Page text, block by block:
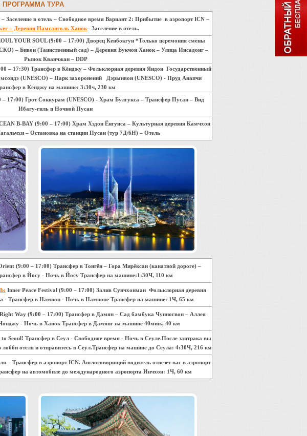
ПРОГРАММА ТУРА
Заселение в отель – Свободное время Вариант 2: Прибытие в аэропорт ICN –
– Деревня Намсанголь Ханок– Заселение в отель.
YOUR SOUL (9:00 – 17:00) Дворец Кенбокгун *Только церемония смены
– Бивон (Таинственный сад) – Деревня Букчон Ханок – Улица Инсадонг –
Рынок Кванчжан – DDP
– 17:30) Трансфер в Кёнджу – Фольклорная деревня Яндон Государственный
(UNESCO) – Парк захоронений Дэрынвон (UNESCO) - Пруд Анапчи
в Кёнджу на машине: 3:30ч, 230 км
– 17:00) Грот Соккурам (UNESCO) - Храм Булгукса – Трансфер Пусан – Вид
Ибагу-гиль и Ночной Пусан
B-BAY (9:00 – 17:00) Храм Хэдон Ёнгунса – Культурная деревня Камчхон
– Остановка на станции Пусан (тур 7Д/6Н) – Отель
(9:00 – 17:00) Трансфер в Тонгён – Гора Мирёксан (канатной дороге) –
в Йосу - Ночь в Йосу Трансфер на машине:1:30Ч, 110 км
Inner Peace Festival (9:00 – 17:00) Залив Сунчхонман Фольклорная деревня
- Трансфер в Намвон - Ночь в Намвоне Трансфер на машине: 1Ч, 65 км
Way (9:00 – 17:00) Трансфер в Дамян – Сад бамбука Чунногвон – Аллея
- Ночь в Ханок Трансфер в Дамянг на машине 40мин., 40 км
Трансфер в Сеул - Свободное время - Ночь в Сеуле.После завтрака вы
лобби отеля и отправитесь в Сеул.Трансфер на машине до Сеула: 4:30Ч, 216 км
– Трансфер в аэропорт ICN. Англоговорящий водитель отвезет вас в аэропорт
на автомобиле до международного аэропорта Инчхон: 1Ч, 60 км